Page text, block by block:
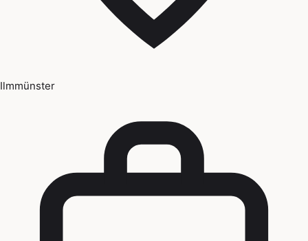
Ilmmünster